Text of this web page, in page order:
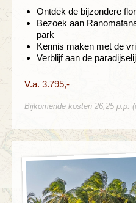
Ontdek de bijzondere
Bezoek aan
park
Kennis maken met de
Verblijf aan de
V.a. 3.795,-
Bijkomende kosten 26,25 p.p.